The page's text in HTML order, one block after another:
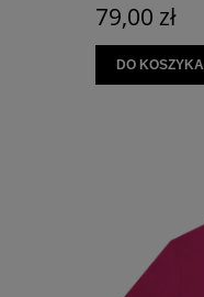
79,00 zł
DO KOSZYKA